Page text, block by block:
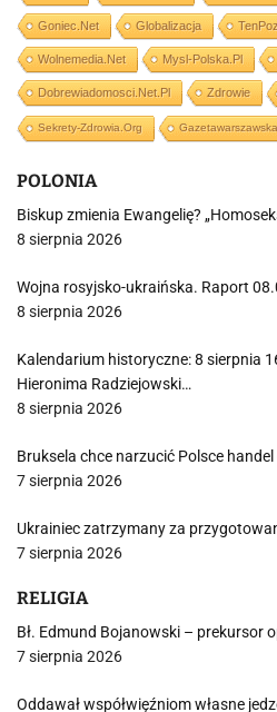
Goniec.net Globalizacja
Wolnemedia.net Mysl-Polska.pl
Dobrewiadomosci.net.pl Zdrowie
Sekrety-Zdrowia.org
POLONIA
Biskup zmienia Ewangelię?
8 sierpnia 2026
Wojna rosyjsko-ukraińska. Raport
8 sierpnia 2026
Kalendarium historyczne: 8 sierpnia
Hieronima Radziejowski…
8 sierpnia 2026
Bruksela chce narzucić Polsce
7 sierpnia 2026
Ukrainiec zatrzymany za
7 sierpnia 2026
RELIGIA
Bł. Edmund Bojanowski – prekursor
7 sierpnia 2026
Oddawał współwięźniom własne